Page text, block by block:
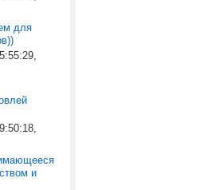
для
и